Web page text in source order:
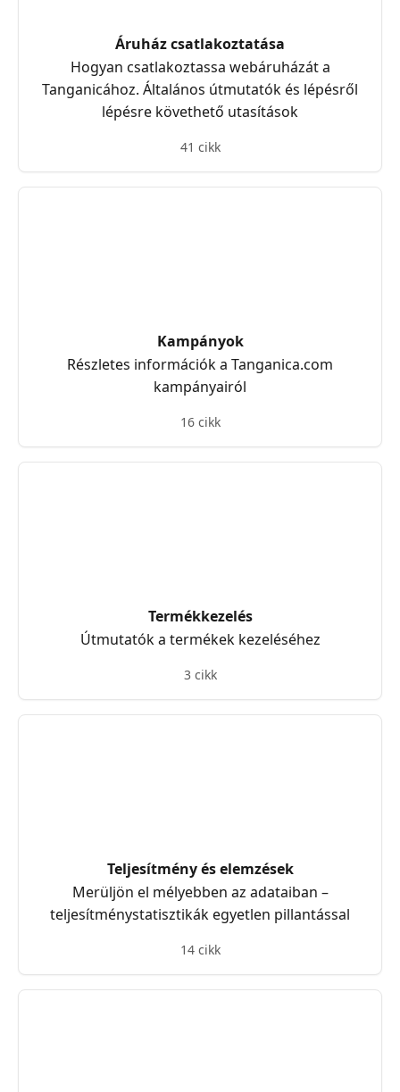
Áruház csatlakoztatása
Hogyan csatlakoztassa webáruházát a
Tanganicához. Általános útmutatók és lépésről
lépésre követhető utasítások
41 cikk
Kampányok
Részletes információk a Tanganica.com
kampányairól
16 cikk
Termékkezelés
Útmutatók a termékek kezeléséhez
3 cikk
Teljesítmény és elemzések
Merüljön el mélyebben az adataiban –
teljesítménystatisztikák egyetlen pillantással
14 cikk